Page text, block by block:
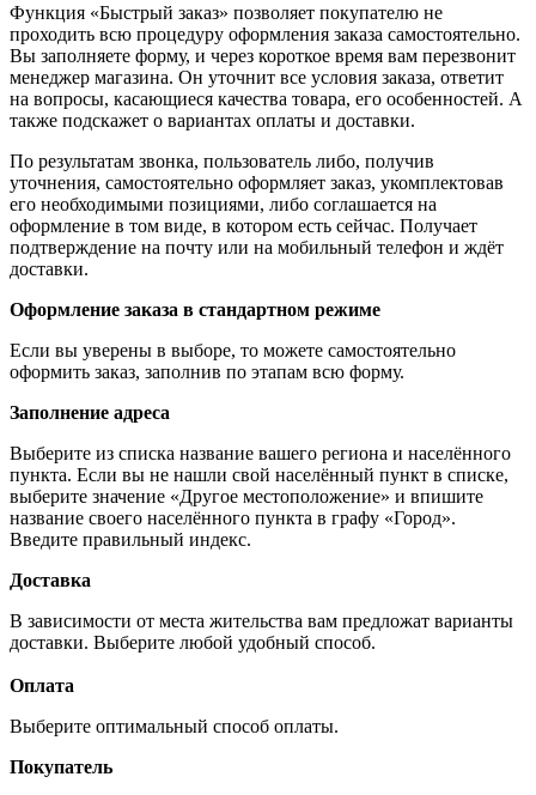
Функция «Быстрый заказ» позволяет покупателю не
проходить всю процедуру оформления заказа самостоятельно.
Вы заполняете форму, и через короткое время вам перезвонит
менеджер магазина. Он уточнит все условия заказа, ответит
на вопросы, касающиеся качества товара, его особенностей. А
также подскажет о вариантах оплаты и доставки.
По результатам звонка, пользователь либо, получив
уточнения, самостоятельно оформляет заказ, укомплектовав
его необходимыми позициями, либо соглашается на
оформление в том виде, в котором есть сейчас. Получает
подтверждение на почту или на мобильный телефон и ждёт
доставки.
Оформление заказа в стандартном режиме
Если вы уверены в выборе, то можете самостоятельно
оформить заказ, заполнив по этапам всю форму.
Заполнение адреса
Выберите из списка название вашего региона и населённого
пункта. Если вы не нашли свой населённый пункт в списке,
выберите значение «Другое местоположение» и впишите
название своего населённого пункта в графу «Город».
Введите правильный индекс.
Доставка
В зависимости от места жительства вам предложат варианты
доставки. Выберите любой удобный способ.
Оплата
Выберите оптимальный способ оплаты.
Покупатель